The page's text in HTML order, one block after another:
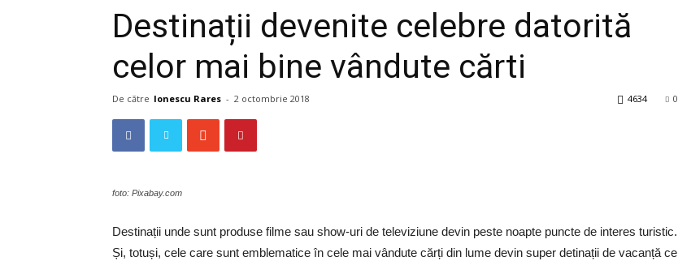
Destinații devenite celebre datorită
celor mai bine vândute cărti
De către Ionescu Rares - 2 octombrie 2018 0
4634
foto: Pixabay.com
Destinații unde sunt produse filme sau show-uri de televiziune devin peste noapte puncte de interes turistic.
Și, totuși, cele care sunt emblematice în cele mai vândute cărți din lume devin super detinații de vacanță ce